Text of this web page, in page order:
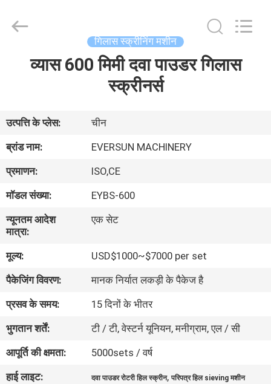
वीआर
दिखाएँ
हमारे
बारे
कारखाना
भ्रमण
गुणवत्ता
नियंत्रण
गिलास स्क्रीनिंग मशीन
व्यास 600 मिमी दवा पाउडर गिलास
स्क्रीनर्स
उत्पत्ति के प्लेस:
चीन
ब्रांड नाम:
EVERSUN MACHINERY
प्रमाणन:
ISO,CE
मॉडल संख्या:
EYBS-600
न्यूनतम आदेश
मात्रा:
एक सेट
मूल्य:
USD$1000~$7000 per set
पैकेजिंग विवरण:
मानक निर्यात लकड़ी के पैकेज है
प्रसव के समय:
15 दिनों के भीतर
भुगतान शर्तें:
टी / टी, वेस्टर्न यूनियन, मनीग्राम, एल / सी
आपूर्ति की क्षमता:
5000sets / वर्ष
हाई लाइट:
दवा पाउडर रोटरी हिल स्क्रीन,परिपत्र हिल sieving मशीन